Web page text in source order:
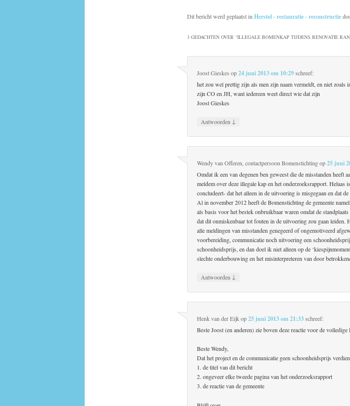
Dit bericht werd geplaatst in Herstel - restauratie - reconstructie
3 GEDACHTEN OVER “ILLEGALE BOMENKAP TIJDENS RENOVATIE
Joost Gieskes op24 juni 2013 om 10:29 schreef:
het zou wel prettig zijn als men zijn naam vermeldt, en niet
zijn CO en JH, want iedereen weet direct wie dat zijn
Joost Gieskes
Antwoorden ↓
Wendy van Offeren, contactpersoon Bomenstichtingop25 juni
Omdat ik een van degenen ben geweest die de misstanden heeft
meldem over deze illegale kap en het onderzoeksrapport. Helaas
concludeert- dat het alleen in de uitvoering is misgegaan en dat
Al in november 2012 heeft de Bomenstichting de gemeente
als basis voor het bestek onbruikbaar waren omdat de
dat dit onmiskenbaar tot fouten in de uitvoering zou gaan leiden.
alle meldingen van misstanden genegeerd of ongemotiveerd
voorbereiding, communicatie noch uitvoering een
schoonheidsprijs, en dan doel ik niet alleen op de
slechte onderbouwing en het misinterpreteren van door
Antwoorden ↓
Henk van der Eijkop25 juni 2013 om 21:33 schreef:
Beste Joost (en anderen) zie boven deze reactie voor de volledige
Beste Wendy,
Dat het project en de communicatie geen schoonheidsprijs
1. de titel van dit bericht
2. ongeveer elke tweede pagina van het onderzoeksrapport
3. de reactie van de gemeente